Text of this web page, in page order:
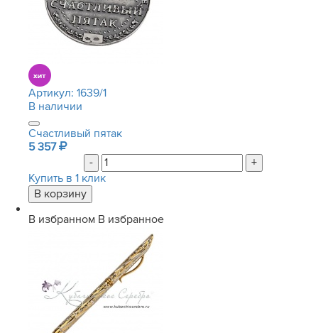
Артикул: 1639/1
В наличии
Счастливый пятак
5 357
-
+
Купить в 1 клик
В избранном В избранное